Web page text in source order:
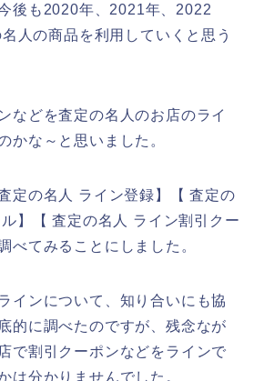
後も2020年、2021年、2022
人の商品を利用していくと思う
などを査定の名人のお店のライ
かな～と思いました。
定の名人 ライン登録】【 査定の
】【 査定の名人 ライン割引クー
べてみることにしました。
インについて、知り合いにも協
的に調べたのですが、残念なが
で割引クーポンなどをラインで
は分かりませんでした。